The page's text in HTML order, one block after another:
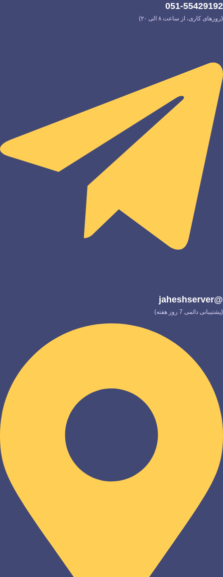
051-55429192
(روزهای کاری، از ساعت ۸ الی ۲۰)
@jaheshserver
(پشتیبانی دائمی 7 روز هفته)